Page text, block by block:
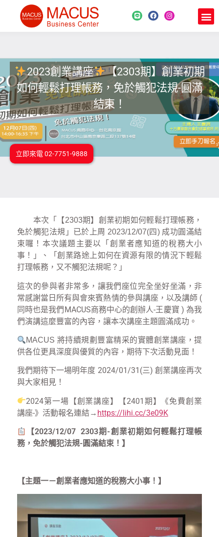
2023創業講座
【2303期】創業初期
如何輕鬆打理帳務，免於觸犯法規-圓滿
結束！
立即來電 02-7751-9888
本次 「 【2303期】 創業初期如何輕鬆打理帳務，
免於觸犯法規」已於上周 2023/12/07(四) 成功圓滿結
束囉！ 本次議題主要以「創業者應知道的稅務大小
事！
」、「創業路途上如何在資源有限的情況下輕鬆
打理帳務，又不觸犯法規呢？」
這次的參與者非常多，讓我們座位完全坐好坐滿，非
常感謝當日所有與會來賓熱情的參與講座，以及講師 (
同時也是我們MACUS商務中心的創辦人-王慶寶 ) 為我
們演講這麼豐富的內容，讓本次講座主題圓滿成功。
MACUS 將持續規劃豐富精采的實體創業講座，提
供各位更具深度與優質的內容，期待下次活動見面！
我們期待下一場明年度 2024/01/31(三) 創業講座再次
與大家相見！
2024第一場【創業講座】【2401期】《免費創業
講座-》活動報名連結→ https://lihi.cc/3e09K
【2023/12/072303期-創業初期如何輕鬆打理帳
務，免於觸犯法規-圓滿結束！】
【主題一－創業者應知道的稅務大小事！】